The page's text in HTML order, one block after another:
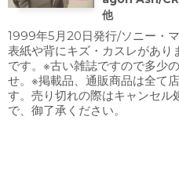
他
1999年5月20日発行/ソニー・
表紙や背にキズ・カスレがあり
です。※古い雑誌ですので多少
せ。※掲載品、通販商品は全て
す。売り切れの際はキャンセル
で、御了承ください。